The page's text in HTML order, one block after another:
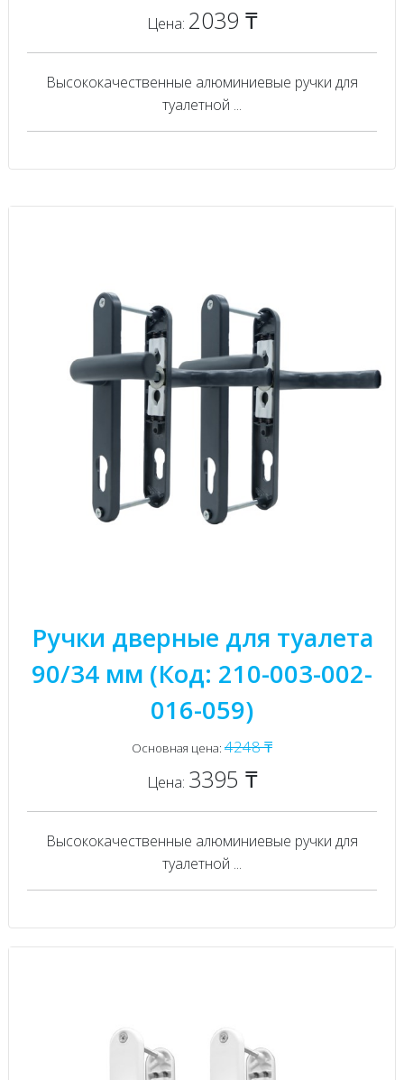
Цена: 2039 ₸
Высококачественные алюминиевые ручки для
туалетной ...
Ручки дверные для туалета
90/34 мм (Код: 210-003-002-
016-059)
Основная цена: 4248 ₸
Цена: 3395 ₸
Высококачественные алюминиевые ручки для
туалетной ...